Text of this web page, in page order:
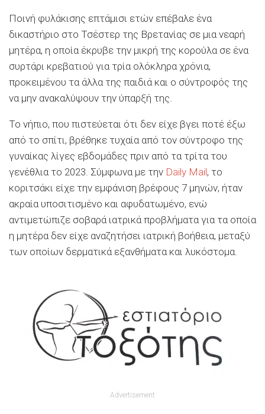
Ποινή φυλάκισης επτάμισι ετών επέβαλε ένα
δικαστήριο στο Τσέστερ της Βρετανίας σε μια νεαρή
μητέρα, η οποία έκρυβε την μικρή της κορούλα σε ένα
συρτάρι κρεβατιού για τρία ολόκληρα χρόνια,
προκειμένου τα άλλα της παιδιά και ο σύντροφός της
να μην ανακαλύψουν την ύπαρξή της.
Το νήπιο, που πιστεύεται ότι δεν είχε βγει ποτέ έξω
από το σπίτι, βρέθηκε τυχαία από τον σύντροφο της
γυναίκας λίγες εβδομάδες πριν από τα τρίτα του
γενέθλια το 2023. Σύμφωνα με την Daily Mail, το
κοριτσάκι είχε την εμφάνιση βρέφους 7 μηνών, ήταν
ακραία υποσιτισμένο και αφυδατωμένο, ενώ
αντιμετώπιζε σοβαρά ιατρικά προβλήματα για τα οποία
η μητέρα δεν είχε αναζητήσει ιατρική βοήθεια, μεταξύ
των οποίων δερματικά εξανθήματα και λυκόστομα.
Advertisement